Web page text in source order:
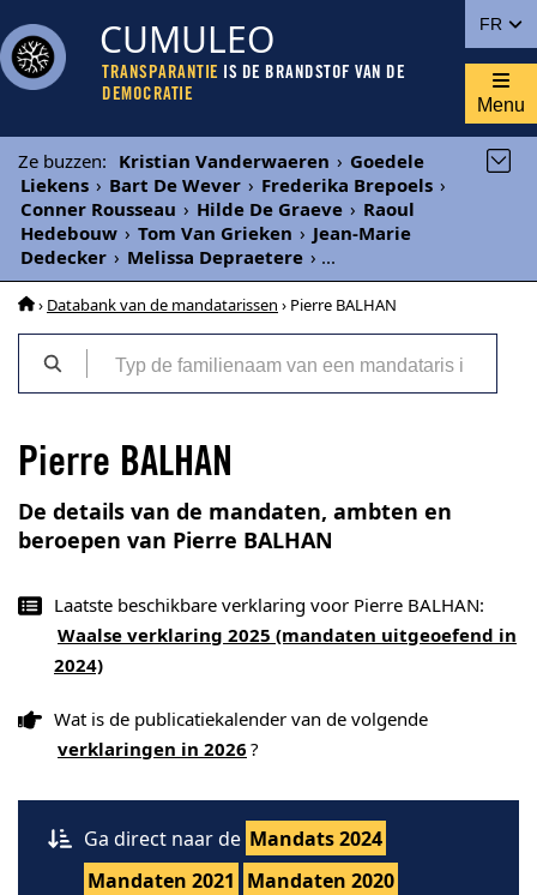
FR
CUMULEO
TRANSPARANTIE IS DE BRANDSTOF VAN DE
DEMOCRATIE
Menu
Ze buzzen: Kristian Vanderwaeren › Goedele
Liekens › Bart De Wever › Frederika Brepoels ›
Conner Rousseau › Hilde De Graeve › Raoul
Hedebouw › Tom Van Grieken › Jean-Marie
Dedecker › Melissa Depraetere › ...
› Databank van de mandatarissen › Pierre BALHAN
Pierre BALHAN
De details van de mandaten, ambten en
beroepen van Pierre BALHAN
Laatste beschikbare verklaring voor Pierre BALHAN:
Waalse verklaring 2025 (mandaten uitgeoefend in
2024)
Wat is de publicatiekalender van de volgende
verklaringen in 2026 ?
Ga direct naar de Mandats 2024
Mandaten 2021 Mandaten 2020